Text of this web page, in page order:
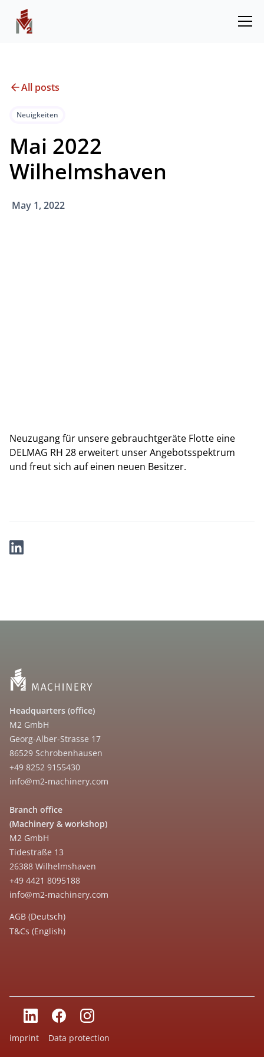
All posts
Neuigkeiten
Mai 2022
Wilhelmshaven
May 1, 2022
Neuzugang für unsere gebrauchtgeräte Flotte eine
DELMAG RH 28 erweitert unser Angebotsspektrum
und freut sich auf einen neuen Besitzer.
Headquarters (office)
M2 GmbH
Georg-Alber-Strasse 17
86529 Schrobenhausen
+49 8252 9155430
info@m2-machinery.com
Branch office
(Machinery & workshop)
M2 GmbH
Tidestraße 13
26388 Wilhelmshaven
+49 4421 8095188
info@m2-machinery.com
AGB (Deutsch)
T&Cs (English)
imprint Data protection